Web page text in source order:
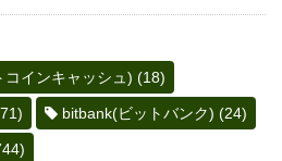
コインキャッシュ) (18)
bitbank(ビットバンク) (24)